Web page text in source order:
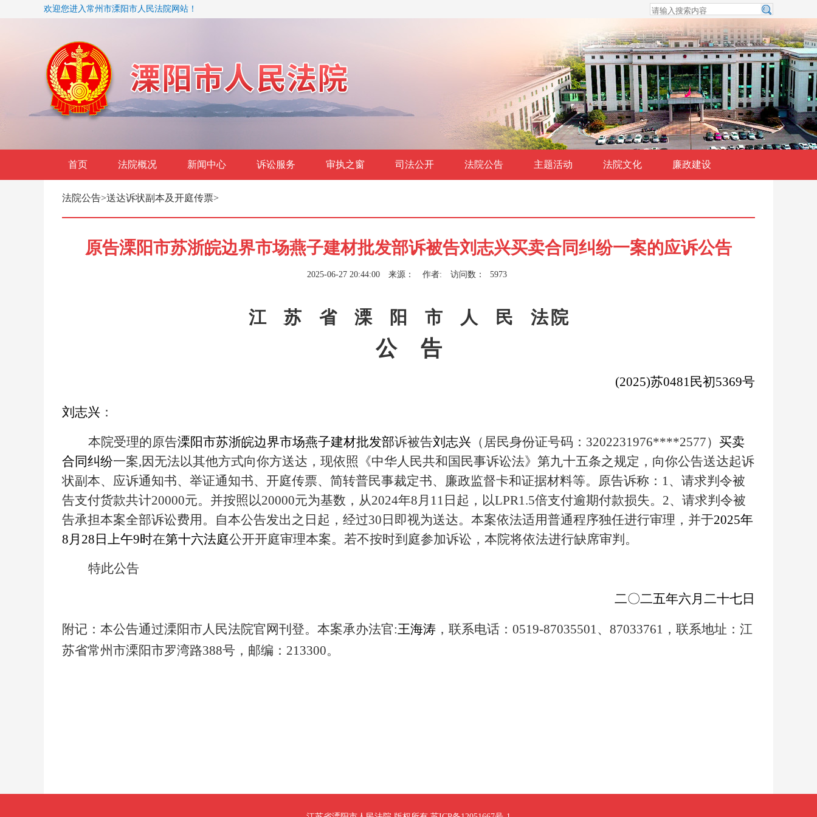
欢迎您进入常州市溧阳市人民法院网站！
首页 法院概况 新闻中心 诉讼服务 审执之窗 司法公开 法院公告 主题活动 法院文化 廉政建设
法院公告>送达诉状副本及开庭传票>
原告溧阳市苏浙皖边界市场燕子建材批发部诉被告刘志兴买卖合同纠纷一案的应诉公告
2025-06-27 20:44:00 来源： 作者: 访问数： 5973
江 苏 省 溧 阳 市 人 民 法 院
公 告
(2025)苏0481民初5369号
刘志兴 ：
本院受理的原告溧阳市苏浙皖边界市场燕子建材批发部诉被告刘志兴 （居民身份证号码：3202231976****2577） 买卖
合同纠纷一案,因无法以其他方式向你方送达，现依照《中华人民共和国民事诉讼法》第九十五条之规定，向你公告送达起诉
状副本、应诉通知书、举证通知书、开庭传票、简转普民事裁定书、廉政监督卡和证据材料等。原告诉称：1、请求判令被
告支付货款共计20000元。并按照以20000元为基数，从2024年8月11日起，以LPR1.5倍支付逾期付款损失。2、请求判令被
告承担本案全部诉讼费用。自本公告发出之日起，经过30日即视为送达。本案依法适用普通程序独任进行审理，并于2025年
8月28日上午9时在第十六法庭公开开庭审理本案。若不按时到庭参加诉讼，本院将依法进行缺席审判。
特此公告
二〇二五年六月二十七日
附记：本公告通过溧阳市人民法院官网刊登。本案承办法官:王海涛 ，联系电话：0519-87035501、87033761，联系地址：江
苏省常州市溧阳市罗湾路388号，邮编：213300。